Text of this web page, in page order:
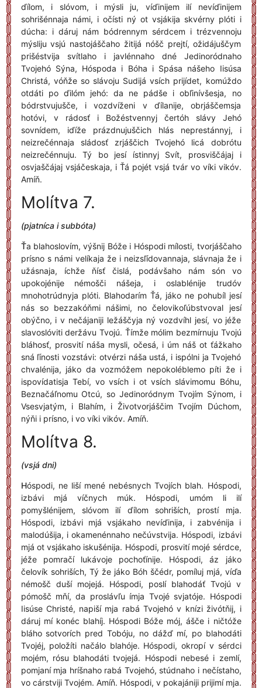
ďílom, i slóvom, i mýsli ju, víďinijem ilí nevíďinijem
sohrišénnaja námi, i očísti ný ot vsjákija skvérny plóti i
dúcha: i dáruj nám bódrennym sérdcem i trézvennoju
mýsliju vsjú nastojáščaho žitijá nóšč prejtí, ožidájuščym
prišéstvija svítlaho i javlénnaho dné Jedinoródnaho
Tvojehó Sýna, Hóspoda i Bóha i Spása nášeho Iisúsa
Christá, vóňže so slávoju Sudijá vsích prijídet, komúždo
otdáti po ďilóm jehó: da ne pádše i obľinívšesja, no
bódrstvujušče, i vozdvíženi v ďílanije, obrjáščemsja
hotóvi, v rádosť i Božéstvennyj čertóh slávy Jehó
sovnídem, iďíže prázdnujuščich hlás neprestánnyj, i
neizrečénnaja sládosť zrjáščich Tvojehó licá dobrótu
neizrečénnuju. Tý bo jesí ístinnyj Svít, prosviščájaj i
osvjaščájaj vsjáčeskaja, i Ťá pojét vsjá tvár vo víki vikóv.
Amíň.
Molítva 7.
(pjatníca i subbóta)
Ťa blahoslovím, výšnij Bóže i Hóspodi mílosti, tvorjáščaho
prísno s námi velíkaja že i neizsľídovannaja, slávnaja že i
užásnaja, íchže ňísť čislá, podávšaho nám són vo
upokojénije némošči nášeja, i oslablénije trudóv
mnohotrúdnyja plóti. Blahodarím Ťá, jáko ne pohubíl jesí
nás so bezzakóňmi nášimi, no čelovikoľúbstvoval jesí
obýčno, i v nečájaniji ležáščyja ný vozdvíhl jesí, vo jéže
slavoslóviti deržávu Tvojú. Ťímže mólim bezmírnuju Tvojú
bláhosť, prosvití náša mysli, očesá, i úm náš ot ťážkaho
sná ľínosti vozstávi: otvérzi náša ustá, i ispólni ja Tvojehó
chvalénija, jáko da vozmóžem nepokoléblemo píti že i
ispovídatisja Tebí, vo vsích i ot vsích slávimomu Bóhu,
Beznačáľnomu Otcú, so Jedinoródnym Tvojím Sýnom, i
Vsesvjatým, i Blahím, i Životvorjáščim Tvojím Dúchom,
nýňi i prísno, i vo víki vikóv. Amíň.
Molítva 8.
(vsjá dni)
Hóspodi, ne liší mené nebésnych Tvojích blah. Hóspodi,
izbávi mjá víčnych múk. Hóspodi, umóm li ilí
pomyšlénijem, slóvom ilí ďílom sohriších, prostí mja.
Hóspodi, izbávi mjá vsjákaho nevíďinija, i zabvénija i
malodúšija, i okamenénnaho nečúvstvija. Hóspodi, izbávi
mjá ot vsjákaho iskušénija. Hóspodi, prosvití mojé sérdce,
jéže pomračí lukávoje pochoťínije. Hóspodi, áz jáko
čelovík sohriších, Tý že jáko Bóh ščédr, pomíluj mjá, víďa
némošč duší mojejá. Hóspodi, poslí blahodáť Tvojú v
pómošč mňí, da proslávľu ímja Tvojé svjatóje. Hóspodi
Iisúse Christé, napiší mja rabá Tvojehó v knízi živótňij, i
dáruj mí konéc blahíj. Hóspodi Bóže mój, ášče i ničtóže
bláho sotvorích pred Tobóju, no dážď mí, po blahodáti
Tvojéj, položíti načálo blahóje. Hóspodi, okropí v sérdci
mojém, rósu blahodáti tvojejá. Hóspodi nebesé i zemlí,
pomjaní mja hríšnaho rabá Tvojehó, stúdnaho i nečístaho,
vo cárstviji Tvojém. Amíň. Hóspodi, v pokajániji prijimí mja.